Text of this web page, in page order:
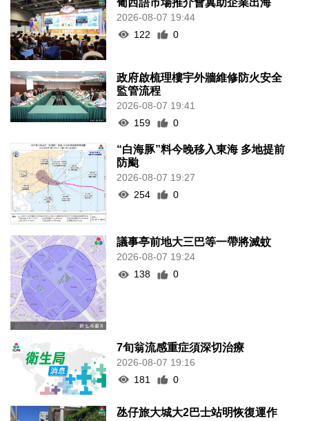
2026-08-07 19:44
122
0
政府啟梳理樓宇外牆維修防火安全
監管流程
2026-08-07 19:41
159
0
“白海豚”料今晚移入東海 多地提前
防颱
2026-08-07 19:27
254
0
議事亭前地大三巴等一帶將滅蚊
2026-08-07 19:24
138
0
7旬翁流感重症須深切治療
2026-08-07 19:16
181
0
氹仔旅大城大2巴士站明恢復運作